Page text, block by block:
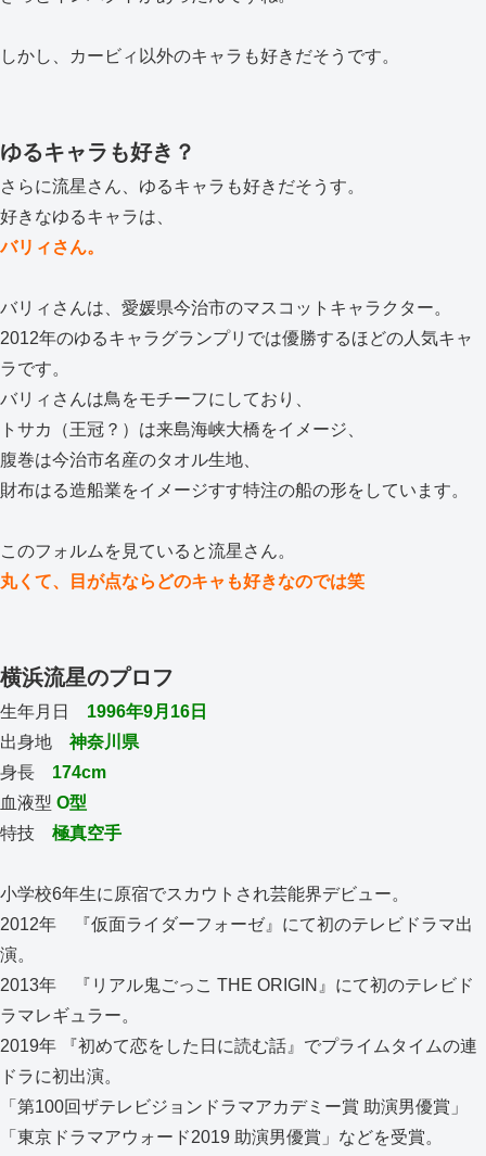
しかし、カービィ以外のキャラも好きだそうです。
ゆるキャラも好き？
さらに流星さん、ゆるキャラも好きだそうす。
好きなゆるキャラは、
バリィさん。
バリィさんは、愛媛県今治市のマスコットキャラクター。
2012年のゆるキャラグランプリでは優勝するほどの人気キャ
ラです。
バリィさんは鳥をモチーフにしており、
トサカ（王冠？）は来島海峡大橋をイメージ、
腹巻は今治市名産のタオル生地、
財布はる造船業をイメージすす特注の船の形をしています。
このフォルムを見ていると流星さん。
丸くて、目が点ならどのキャも好きなのでは笑
横浜流星のプロフ
生年月日 1996年9月16日
出身地神奈川県
身長 174cm
血液型 O型
特技 極真空手
小学校6年生に原宿でスカウトされ芸能界デビュー。
2012年 『仮面ライダーフォーゼ』にて初のテレビドラマ出
演。
2013年 『リアル鬼ごっこ THE ORIGIN』にて初のテレビド
ラマレギュラー。
2019年 『初めて恋をした日に読む話』でプライムタイムの連
ドラに初出演。
「第100回ザテレビジョンドラマアカデミー賞 助演男優賞」
「東京ドラマアウォード2019 助演男優賞」などを受賞。